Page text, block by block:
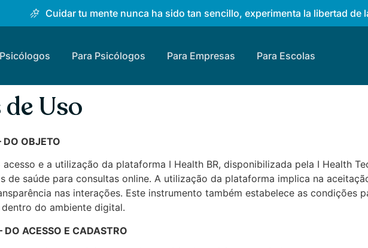
Cuidar tu mente nunca ha sido tan sencillo, experimenta la libertad de
Para Psicólogos Para Empresas Para Escolas
Uso
DO OBJETO
e a utilização da plataforma I Health BR, disponibilizada pela I Health
de saúde para consultas online. A utilização da plataforma implica na
nas interações. Este instrumento também estabelece as condições
do ambiente digital.
ACESSO E CADASTRO